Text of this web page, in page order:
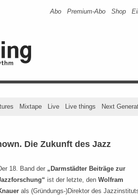
Abo Premium-Abo Shop
Mixtape Live Live things Next
Die Zukunft des Jazz
18. Band der „Darmstädter Beiträge zur
ist der letzte, den Wolfram
als (Gründungs-)Direktor des